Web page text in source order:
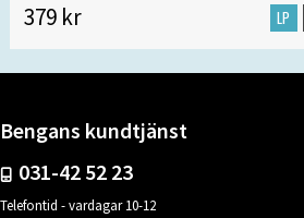
379 kr LP
Bengans kundtjänst
031-42 52 23
Telefontid - vardagar 10-12